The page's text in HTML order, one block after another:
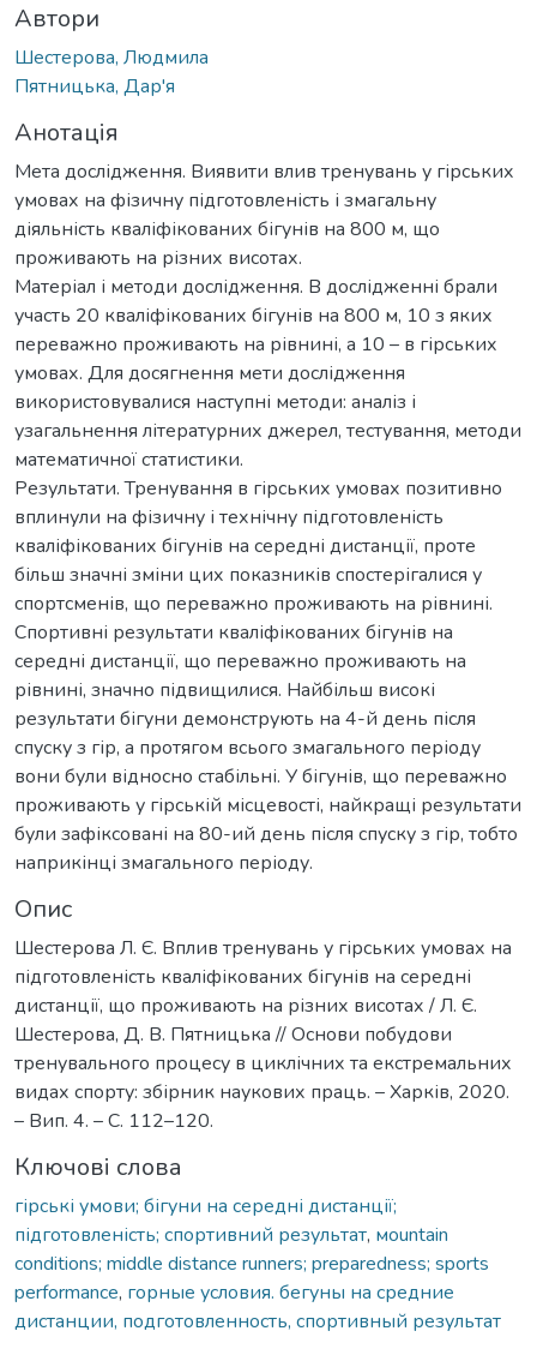
Автори
Шестерова, Людмила
Пятницька, Дар'я
Анотація
Мета дослідження. Виявити влив тренувань у гірських
умовах на фізичну підготовленість і змагальну
діяльність кваліфікованих бігунів на 800 м, що
проживають на різних висотах.
Матеріал і методи дослідження. В дослідженні брали
участь 20 кваліфікованих бігунів на 800 м, 10 з яких
переважно проживають на рівнині, а 10 – в гірських
умовах. Для досягнення мети дослідження
використовувалися наступні методи: аналіз і
узагальнення літературних джерел, тестування, методи
математичної статистики.
Результати. Тренування в гірських умовах позитивно
вплинули на фізичну і технічну підготовленість
кваліфікованих бігунів на середні дистанції, проте
більш значні зміни цих показників спостерігалися у
спортсменів, що переважно проживають на рівнині.
Спортивні результати кваліфікованих бігунів на
середні дистанції, що переважно проживають на
рівнині, значно підвищилися. Найбільш високі
результати бігуни демонструють на 4-й день після
спуску з гір, а протягом всього змагального періоду
вони були відносно стабільні. У бігунів, що переважно
проживають у гірській місцевості, найкращі результати
були зафіксовані на 80-ий день після спуску з гір, тобто
наприкінці змагального періоду.
Опис
Шестерова Л. Є. Вплив тренувань у гірських умовах на
підготовленість кваліфікованих бігунів на середні
дистанції, що проживають на різних висотах / Л. Є.
Шестерова, Д. В. Пятницька // Основи побудови
тренувального процесу в циклічних та екстремальних
видах спорту: збірник наукових праць. – Харків, 2020.
– Вип. 4. – С. 112–120.
Ключові слова
гірські умови; бігуни на середні дистанції;
підготовленість; спортивний результат, мountain
conditions; middle distance runners; preparedness; sports
performance, горные условия. бегуны на средние
дистанции, подготовленность, спортивный результат